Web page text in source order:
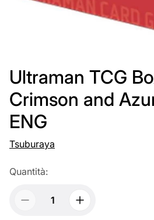
Ultraman TCG
Crimson and
ENG
Tsuburaya
Quantità: